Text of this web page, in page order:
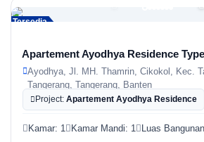
Tersedia
Apartement Ayodhya Residence
Ayodhya, Jl. MH. Thamrin, Cikokol, Kec.
Tangerang, Tangerang, Banten
Project: Apartement Ayodhya Residence
Kamar: 1 Kamar Mandi: 1 Luas